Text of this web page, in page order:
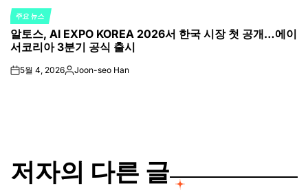
POSTED
IN
주요 뉴스
알토스, AI EXPO KOREA 2026서 한국 시장 첫 공개…에이
서코리아 3분기 공식 출시
on5월 4, 2026Posted
Joon-seo Han
저자의 다른 글